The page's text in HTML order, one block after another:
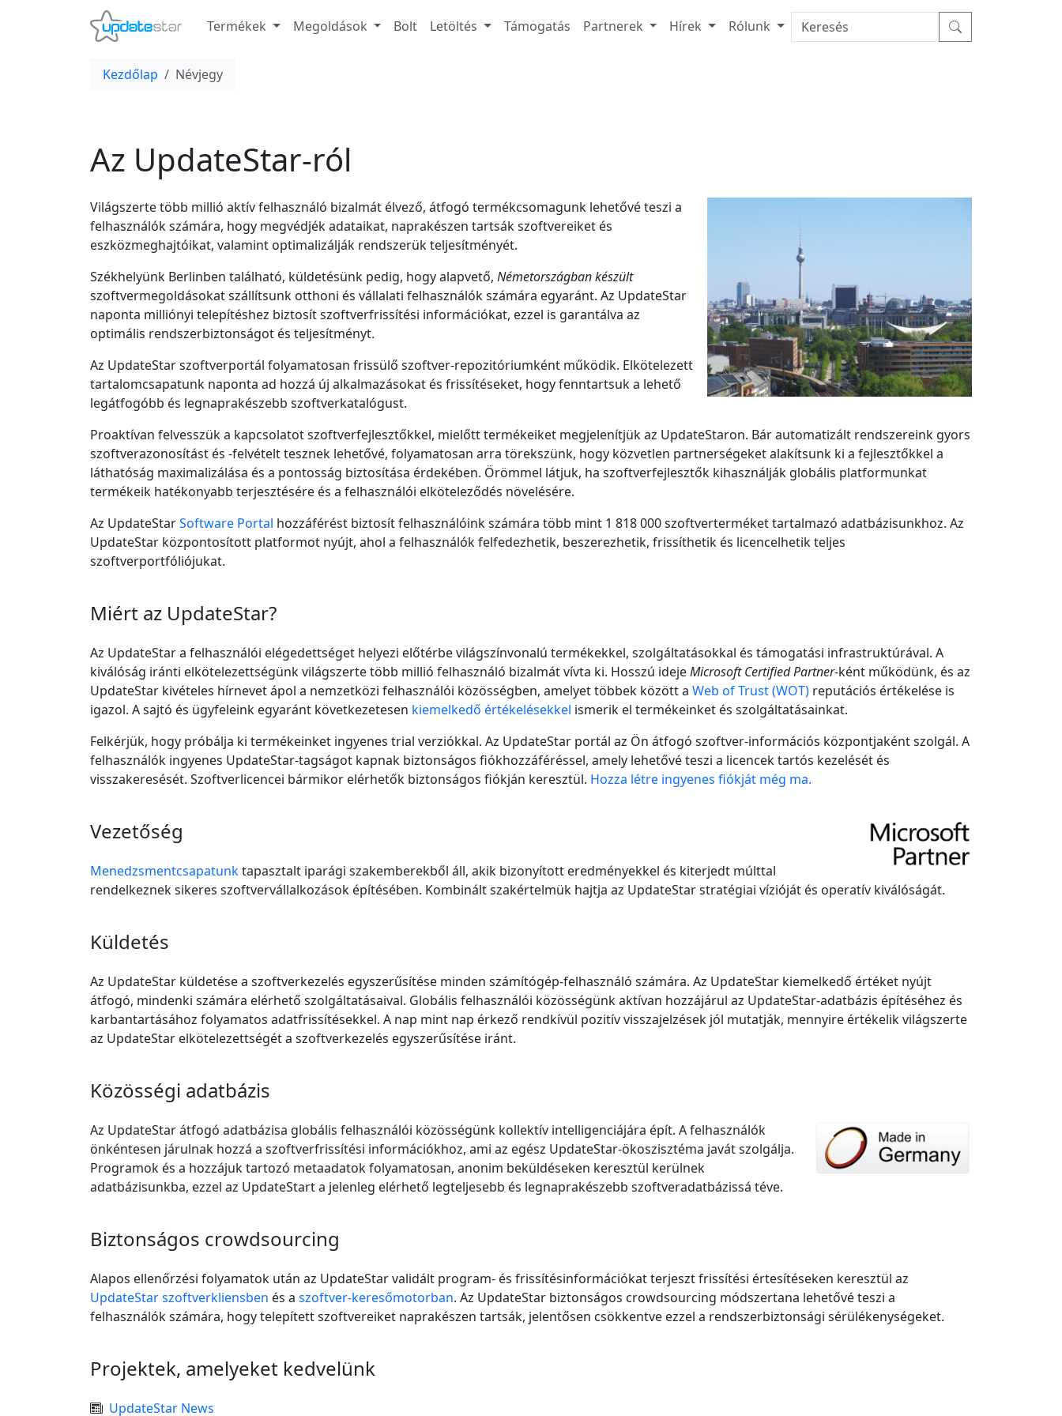
Termékek Megoldások Bolt Letöltés Támogatás Partnerek Hírek Rólunk
Kezdőlap Névjegy
Az UpdateStar-ról
Világszerte több millió aktív felhasználó bizalmát élvező, átfogó termékcsomagunk lehetővé teszi a
felhasználók számára, hogy megvédjék adataikat, naprakészen tartsák szoftvereiket és
eszközmeghajtóikat, valamint optimalizálják rendszerük teljesítményét.
Székhelyünk Berlinben található, küldetésünk pedig, hogy alapvető, Németországban készült
szoftvermegoldásokat szállítsunk otthoni és vállalati felhasználók számára egyaránt. Az UpdateStar
naponta milliónyi telepítéshez biztosít szoftverfrissítési információkat, ezzel is garantálva az
optimális rendszerbiztonságot és teljesítményt.
Az UpdateStar szoftverportál folyamatosan frissülő szoftver-repozitóriumként működik. Elkötelezett
tartalomcsapatunk naponta ad hozzá új alkalmazásokat és frissítéseket, hogy fenntartsuk a lehető
legátfogóbb és legnaprakészebb szoftverkatalógust.
Proaktívan felvesszük a kapcsolatot szoftverfejlesztőkkel, mielőtt termékeiket megjelenítjük az UpdateStaron. Bár automatizált rendszereink gyors
szoftverazonosítást és -felvételt tesznek lehetővé, folyamatosan arra törekszünk, hogy közvetlen partnerségeket alakítsunk ki a fejlesztőkkel a
láthatóság maximalizálása és a pontosság biztosítása érdekében. Örömmel látjuk, ha szoftverfejlesztők kihasználják globális platformunkat
termékeik hatékonyabb terjesztésére és a felhasználói elköteleződés növelésére.
Az UpdateStarSoftware Portal hozzáférést biztosít felhasználóink számára több mint 1 818 000 szoftverterméket tartalmazó adatbázisunkhoz. Az
UpdateStar központosított platformot nyújt, ahol a felhasználók felfedezhetik, beszerezhetik, frissíthetik és licencelhetik teljes
szoftverportfóliójukat.
Miért az UpdateStar?
Az UpdateStar a felhasználói elégedettséget helyezi előtérbe világszínvonalú termékekkel, szolgáltatásokkal és támogatási infrastruktúrával. A
kiválóság iránti elkötelezettségünk világszerte több millió felhasználó bizalmát vívta ki. Hosszú idejeMicrosoft Certified Partner-ként működünk, és az
UpdateStar kivételes hírnevet ápol a nemzetközi felhasználói közösségben, amelyet többek között a Web of Trust (WOT) reputációs értékelése is
igazol. A sajtó és ügyfeleink egyaránt következetesen kiemelkedő értékelésekkel ismerik el termékeinket és szolgáltatásainkat.
Felkérjük, hogy próbálja ki termékeinket ingyenes trial verziókkal. Az UpdateStar portál az Ön átfogó szoftver-információs központjaként szolgál. A
felhasználók ingyenes UpdateStar-tagságot kapnak biztonságos fiókhozzáféréssel, amely lehetővé teszi a licencek tartós kezelését és
visszakeresését. Szoftverlicencei bármikor elérhetők biztonságos fiókján keresztül. Hozza létre ingyenes fiókját még ma.
Vezetőség
Menedzsmentcsapatunktapasztalt iparági szakemberekből áll, akik bizonyított eredményekkel és kiterjedt múlttal
rendelkeznek sikeres szoftvervállalkozások építésében. Kombinált szakértelmük hajtja az UpdateStar stratégiai vízióját és operatív kiválóságát.
Küldetés
Az UpdateStar küldetése a szoftverkezelés egyszerűsítése minden számítógép-felhasználó számára. Az UpdateStar kiemelkedő értéket nyújt
átfogó, mindenki számára elérhető szolgáltatásaival. Globális felhasználói közösségünk aktívan hozzájárul az UpdateStar-adatbázis építéséhez és
karbantartásához folyamatos adatfrissítésekkel. A nap mint nap érkező rendkívül pozitív visszajelzések jól mutatják, mennyire értékelik világszerte
az UpdateStar elkötelezettségét a szoftverkezelés egyszerűsítése iránt.
Közösségi adatbázis
Az UpdateStar átfogó adatbázisa globális felhasználói közösségünk kollektív intelligenciájára épít. A felhasználók
önkéntesen járulnak hozzá a szoftverfrissítési információkhoz, ami az egész UpdateStar-ökoszisztéma javát szolgálja.
Programok és a hozzájuk tartozó metaadatok folyamatosan, anonim beküldéseken keresztül kerülnek
adatbázisunkba, ezzel az UpdateStart a jelenleg elérhető legteljesebb és legnaprakészebb szoftveradatbázissá téve.
Biztonságos crowdsourcing
Alapos ellenőrzési folyamatok után az UpdateStar validált program- és frissítésinformációkat terjeszt frissítési értesítéseken keresztül az
UpdateStar szoftverkliensben és a szoftver-keresőmotorban. Az UpdateStar biztonságos crowdsourcing módszertana lehetővé teszi a
felhasználók számára, hogy telepített szoftvereiket naprakészen tartsák, jelentősen csökkentve ezzel a rendszerbiztonsági sérülékenységeket.
Projektek, amelyeket kedvelünk
UpdateStar News